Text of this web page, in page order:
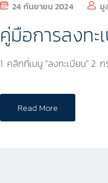
24 กันยายน 2024 มู
คู่มือการลงทะ
1. คลิกที่เมนู “ลงทะเบียน”
Read More